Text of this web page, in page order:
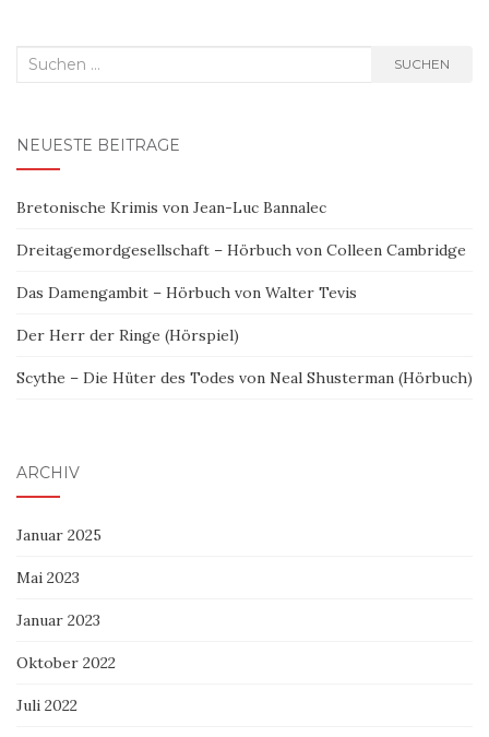
Suchen
SUCHEN
NEUESTE BEITRÄGE
Bretonische Krimis von Jean-Luc Bannalec
Dreitagemordgesellschaft – Hörbuch von Colleen Cambridge
Das Damengambit – Hörbuch von Walter Tevis
Der Herr der Ringe (Hörspiel)
Scythe – Die Hüter des Todes von Neal Shusterman (Hörbuch)
ARCHIV
Januar 2025
Mai 2023
Januar 2023
Oktober 2022
Juli 2022